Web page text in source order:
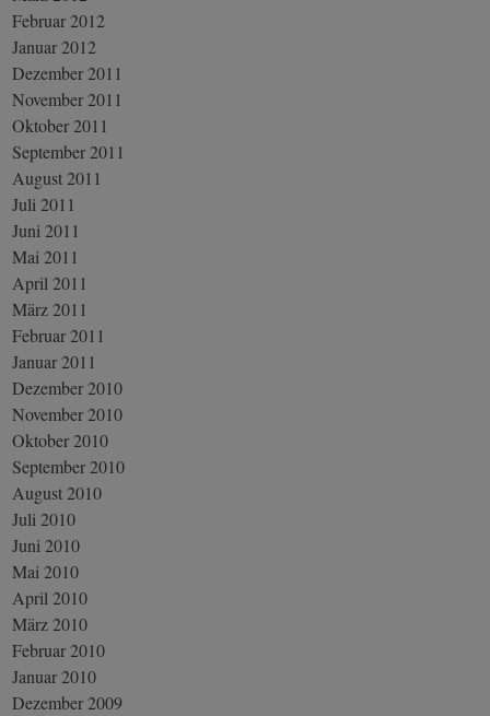
Februar 2012
Januar 2012
Dezember 2011
November 2011
Oktober 2011
September 2011
August 2011
Juli 2011
Juni 2011
Mai 2011
April 2011
März 2011
Februar 2011
Januar 2011
Dezember 2010
November 2010
Oktober 2010
September 2010
August 2010
Juli 2010
Juni 2010
Mai 2010
April 2010
März 2010
Februar 2010
Januar 2010
Dezember 2009